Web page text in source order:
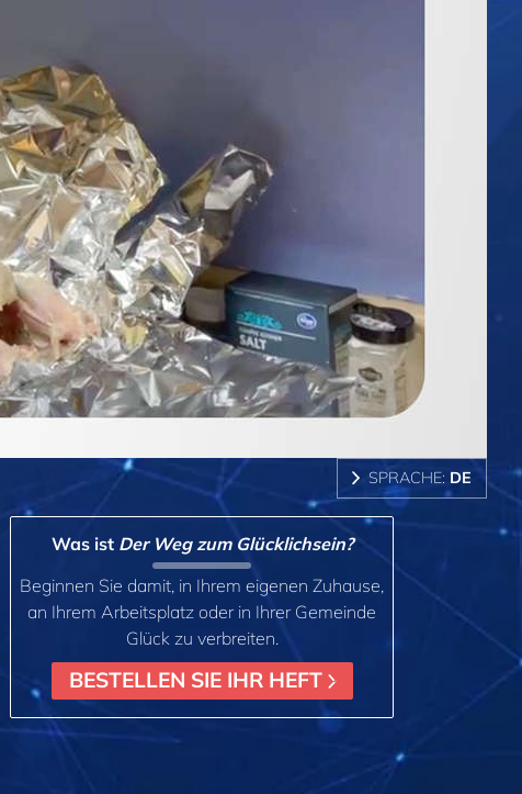
SPRACHE: DE
Was ist Der Weg zum Glücklichsein?
Beginnen Sie damit, in Ihrem eigenen Zuhause,
an Ihrem Arbeitsplatz oder in Ihrer Gemeinde
Glück zu verbreiten.
BESTELLEN SIE IHR HEFT